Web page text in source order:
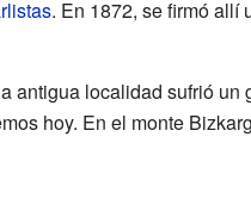
. En 1872, se firmó allí
antigua localidad sufrió un
hoy. En el monte